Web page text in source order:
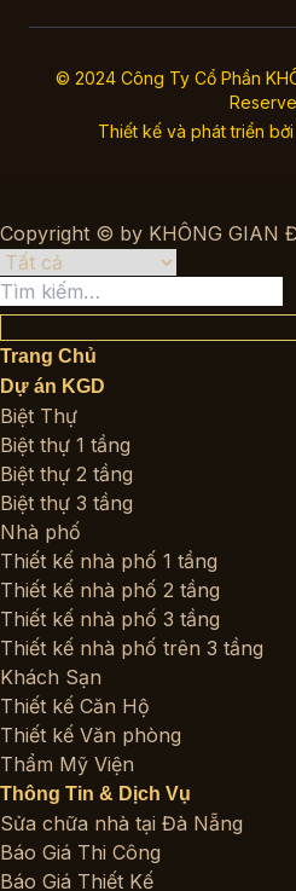
© 2024 Công Ty Cổ Phần
Thiết kế và phát triển bởi
Copyright © by KHÔNG GIAN
Tìm
kiếm:
Trang Chủ
Dự án KGD
Biệt Thự
Biệt thự 1 tầng
Biệt thự 2 tầng
Biệt thự 3 tầng
Nhà phố
Thiết kế nhà phố 1 tầng
Thiết kế nhà phố 2 tầng
Thiết kế nhà phố 3 tầng
Thiết kế nhà phố trên 3 tầng
Khách Sạn
Thiết kế Căn Hộ
Thiết kế Văn phòng
Thẩm Mỹ Viện
Thông Tin & Dịch Vụ
Sửa chữa nhà tại Đà Nẵng
Báo Giá Thi Công
Báo Giá Thiết Kế